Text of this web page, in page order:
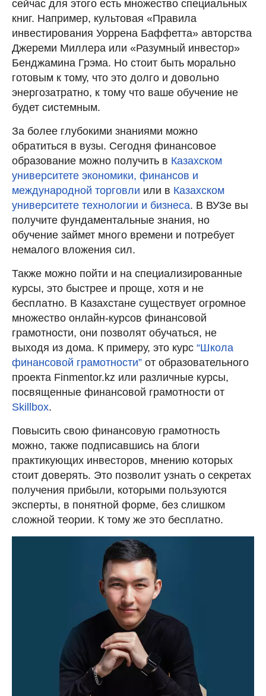
сейчас для этого есть множество специальных
книг. Например, культовая «Правила
инвестирования Уоррена Баффетта» авторства
Джереми Миллера или «Разумный инвестор»
Бенджамина Грэма. Но стоит быть морально
готовым к тому, что это долго и довольно
энергозатратно, к тому что ваше обучение не
будет системным.
За более глубокими знаниями можно
обратиться в вузы. Сегодня финансовое
образование можно получить в Казахском
университете экономики, финансов и
международной торговли или в Казахском
университете технологии и бизнеса. В ВУЗе вы
получите фундаментальные знания, но
обучение займет много времени и потребует
немалого вложения сил.
Также можно пойти и на специализированные
курсы, это быстрее и проще, хотя и не
бесплатно. В Казахстане существует огромное
множество онлайн-курсов финансовой
грамотности, они позволят обучаться, не
выходя из дома. К примеру, это курс “Школа
финансовой грамотности” от образовательного
проекта Finmentor.kz или различные курсы,
посвященные финансовой грамотности от
Skillbox.
Повысить свою финансовую грамотность
можно, также подписавшись на блоги
практикующих инвесторов, мнению которых
стоит доверять. Это позволит узнать о секретах
получения прибыли, которыми пользуются
эксперты, в понятной форме, без слишком
сложной теории. К тому же это бесплатно.